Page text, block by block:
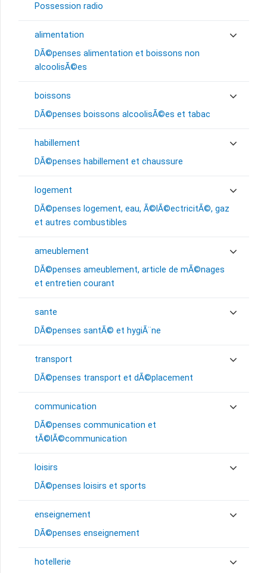
Possession radio
alimentation
DÃ©penses alimentation et boissons non
alcoolisÃ©es
boissons
DÃ©penses boissons alcoolisÃ©es et tabac
habillement
DÃ©penses habillement et chaussure
logement
DÃ©penses logement, eau, Ã©lÃ©ectricitÃ©, gaz
et autres combustibles
ameublement
DÃ©penses ameublement, article de mÃ©nages
et entretien courant
sante
DÃ©penses santÃ© et hygiÃ¨ne
transport
DÃ©penses transport et dÃ©placement
communication
DÃ©penses communication et
tÃ©lÃ©communication
loisirs
DÃ©penses loisirs et sports
enseignement
DÃ©penses enseignement
hotellerie